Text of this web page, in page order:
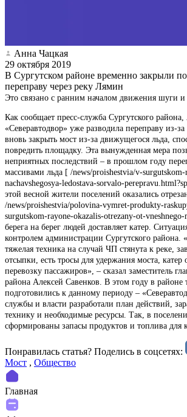
Анна Чацкая
29 октября 2019
В Сургутском районе временно закрыли
переправу через реку Лямин
Это связано с ранним началом движения шуги и
Как сообщает пресс-служба Сургутского
«Северавтодвор» уже разводила переправу из-
вновь закрыть мост из-за движущегося льда,
повредить площадку. Эта вынужденная мера
неприятных последствий – в прошлом году
массивами льда [ /news/proishestvia/v-
nachavshegosya-ledostava-sorvalo-
этой весной жители поселений оказались
/news/proishestvia/polovina-vymret-produkty-
surgutskom-rayone-okazalis-otrezany-ot-
берега на берег людей доставляет катер.
контролем администрации Сургутского района.
тяжелая техника на случай ЧП стянута к реке,
отсыпки, есть тросы для удержания моста, катер
перевозку пассажиров», – сказал заместитель
района Алексей Савенков. В этом году в районе
подготовились к данному периоду –
службы и власти разработали план действий,
технику и необходимые ресурсы. Так, в
сформированы запасы продуктов и топлива для
Понравилась статья? Поделиcь в соцсетях:
Мост , Общество
Главная